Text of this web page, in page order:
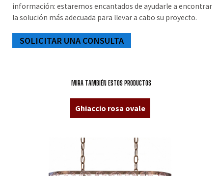
información: estaremos encantados de ayudarle a encontrar
la solución más adecuada para llevar a cabo su proyecto.
SOLICITAR UNA CONSULTA
MIRA TAMBIÉN ESTOS PRODUCTOS
Ghiaccio rosa ovale